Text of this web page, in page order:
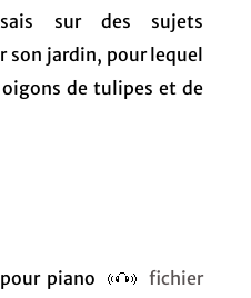
sur des sujets
son jardin, pour lequel
de tulipes et de
piano
fichier